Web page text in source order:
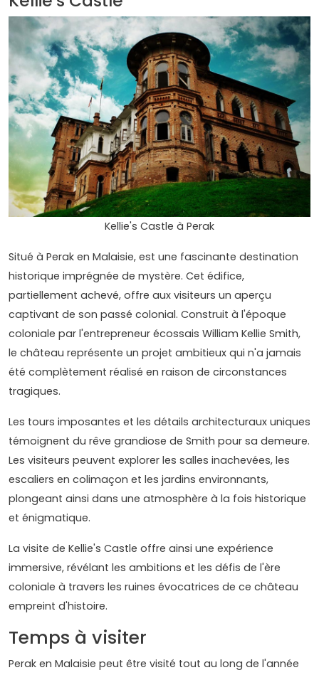
Kellie's Castle à Perak
Situé à Perak en Malaisie, est une fascinante destination
historique imprégnée de mystère. Cet édifice,
partiellement achevé, offre aux visiteurs un aperçu
captivant de son passé colonial. Construit à l'époque
coloniale par l'entrepreneur écossais William Kellie Smith,
le château représente un projet ambitieux qui n'a jamais
été complètement réalisé en raison de circonstances
tragiques.
Les tours imposantes et les détails architecturaux uniques
témoignent du rêve grandiose de Smith pour sa demeure.
Les visiteurs peuvent explorer les salles inachevées, les
escaliers en colimaçon et les jardins environnants,
plongeant ainsi dans une atmosphère à la fois historique
et énigmatique.
La visite de Kellie's Castle offre ainsi une expérience
immersive, révélant les ambitions et les défis de l'ère
coloniale à travers les ruines évocatrices de ce château
empreint d'histoire.
Temps à visiter
Perak en Malaisie peut être visité tout au long de l'année